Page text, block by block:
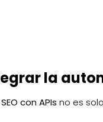
la
con APIs no es